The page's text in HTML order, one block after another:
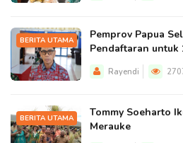
BERITA UTAMA
Pemprov Papua
Pendaftaran untuk
Rayendi
BERITA UTAMA
Tommy Soeharto
Merauke